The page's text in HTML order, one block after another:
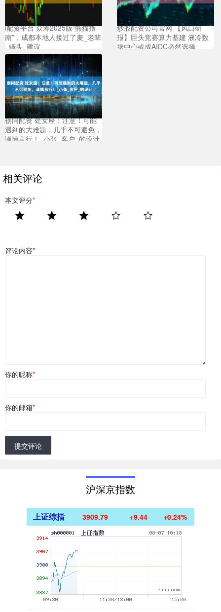
i配资平台 众筹2025版“熊猫指
南”，成都本地人接过了麦_老辈
_镜头_建议
炒股配资公司官网 【风口研
报】巨头竞赛算力基建 液冷数
据中心或成AIDC必然选择
创同配资 处女座：注意！可能
遇到的大难题，几乎不可避免，
谨慎言行！_小张_客户_的设计
相关评论
本文评分*
评论内容*
你的昵称*
你的邮箱*
提交评论
沪深京指数
上证综指 3909.79 +9.44 +0.24%